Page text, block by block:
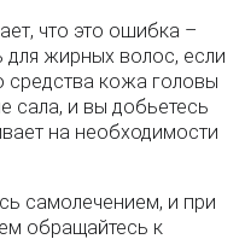
что это ошибка –
для жирных волос, если
средства кожа головы
сала, и вы добьетесь
на необходимости
самолечением, и при
обращайтесь к